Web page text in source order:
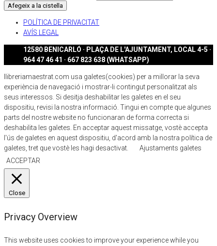
Afegeix a la cistella
POLÍTICA DE PRIVACITAT
AVÍS LEGAL
12580 BENICARLÓ · PLAÇA DE L'AJUNTAMENT, LOCAL 4-5 ·
964 47 46 41 · 667 823 638 (WHATSAPP)
llibreriamaestrat.com usa galetes(cookies) per a millorar la seva
experiència de navegació i mostrar-li contingut personalitzat als
seus interessos. Si desitja deshabilitar les galetes en el seu
dispositiu, revisi la nostra informació. Tingui en compte que algunes
parts del nostre website no funcionaran de forma correcta si
deshabilita les galetes. En acceptar aquest missatge, vostè accepta
l'ús de galetes en aquest dispositiu, d'acord amb la nostra política de
galetes, tret que vostè les hagi desactivat.
Ajustaments galetes
ACCEPTAR
Close
Privacy Overview
This website uses cookies to improve your experience while you